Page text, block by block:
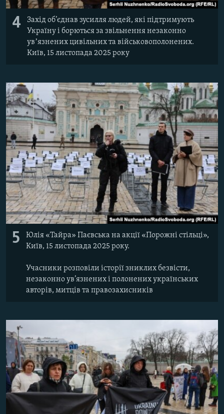
4
Захід об’єднав зусилля людей, які підтримують
Україну і борються за звільнення незаконно
увʼязнених цивільних та військовополонених.
Київ, 15 листопада 2025 року
5
Юлія «Тайра» Паєвська на акції «Порожні стільці»,
Київ, 15 листопада 2025 року.
Учасники розповіли історії зниклих безвісти,
незаконно ув’язнених і полонених українських
авторів, митців та правозахисників